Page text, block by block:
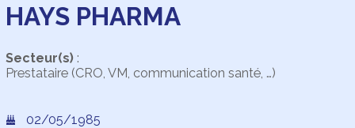
HAYS PHARMA
Secteur(s):
Prestataire (CRO, VM, communication santé, …)
02/05/1985